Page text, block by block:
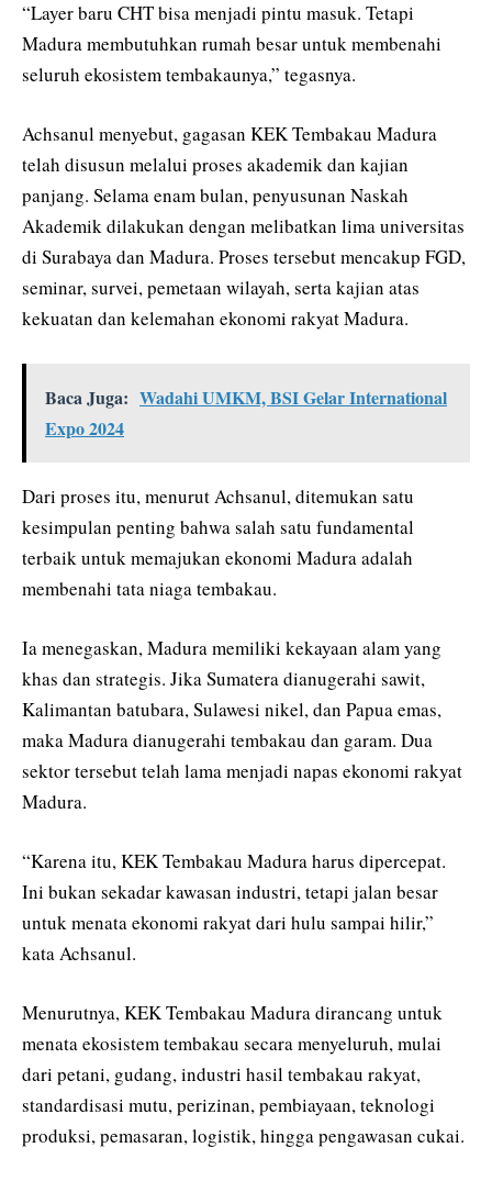
“Layer baru CHT bisa menjadi pintu masuk. Tetapi
Madura membutuhkan rumah besar untuk membenahi
seluruh ekosistem tembakaunya,” tegasnya.
Achsanul menyebut, gagasan KEK Tembakau Madura
telah disusun melalui proses akademik dan kajian
panjang. Selama enam bulan, penyusunan Naskah
Akademik dilakukan dengan melibatkan lima universitas
di Surabaya dan Madura. Proses tersebut mencakup FGD,
seminar, survei, pemetaan wilayah, serta kajian atas
kekuatan dan kelemahan ekonomi rakyat Madura.
Baca Juga: Wadahi UMKM, BSI Gelar International
Expo 2024
Dari proses itu, menurut Achsanul, ditemukan satu
kesimpulan penting bahwa salah satu fundamental
terbaik untuk memajukan ekonomi Madura adalah
membenahi tata niaga tembakau.
Ia menegaskan, Madura memiliki kekayaan alam yang
khas dan strategis. Jika Sumatera dianugerahi sawit,
Kalimantan batubara, Sulawesi nikel, dan Papua emas,
maka Madura dianugerahi tembakau dan garam. Dua
sektor tersebut telah lama menjadi napas ekonomi rakyat
Madura.
“Karena itu, KEK Tembakau Madura harus dipercepat.
Ini bukan sekadar kawasan industri, tetapi jalan besar
untuk menata ekonomi rakyat dari hulu sampai hilir,”
kata Achsanul.
Menurutnya, KEK Tembakau Madura dirancang untuk
menata ekosistem tembakau secara menyeluruh, mulai
dari petani, gudang, industri hasil tembakau rakyat,
standardisasi mutu, perizinan, pembiayaan, teknologi
produksi, pemasaran, logistik, hingga pengawasan cukai.